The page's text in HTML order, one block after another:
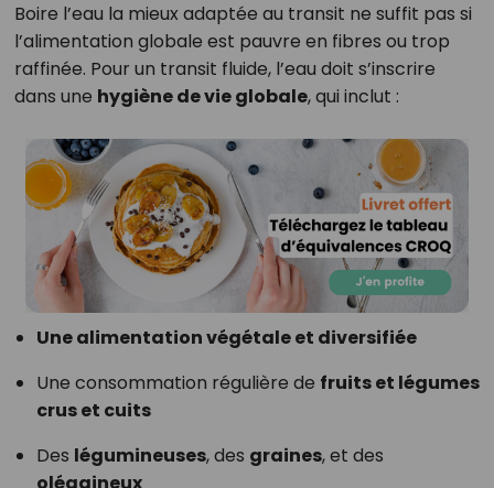
Boire l’eau la mieux adaptée au transit ne suffit pas si
l’alimentation globale est pauvre en fibres ou trop
raffinée. Pour un transit fluide, l’eau doit s’inscrire
dans une hygiène de vie globale, qui inclut :
Une alimentation végétale et diversifiée
Une consommation régulière de fruits et légumes
crus et cuits
Des légumineuses, des graines, et des
oléagineux